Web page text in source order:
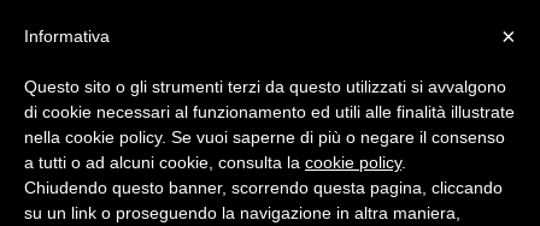
Cronaca
×
Informativa
Questo sito o gli strumenti terzi da questo utilizzati si avvalgono
di cookie necessari al funzionamento ed utili alle finalità illustrate
nella cookie policy. Se vuoi saperne di più o negare il consenso
a tutti o ad alcuni cookie, consulta la cookie policy.
Chiudendo questo banner, scorrendo questa pagina, cliccando
su un link o proseguendo la navigazione in altra maniera,